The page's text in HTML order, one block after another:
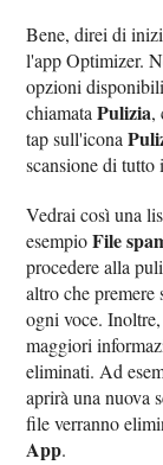
Bene, direi di
l'app Optimizer.
opzioni
chiamataPulizia,
tap sull'icona
scansione di tutto
Vedrai così una
esempioFile
procedere alla
altro che
ogni voce.
maggiori
eliminati. Ad
aprirà una nuova
file verranno
App.